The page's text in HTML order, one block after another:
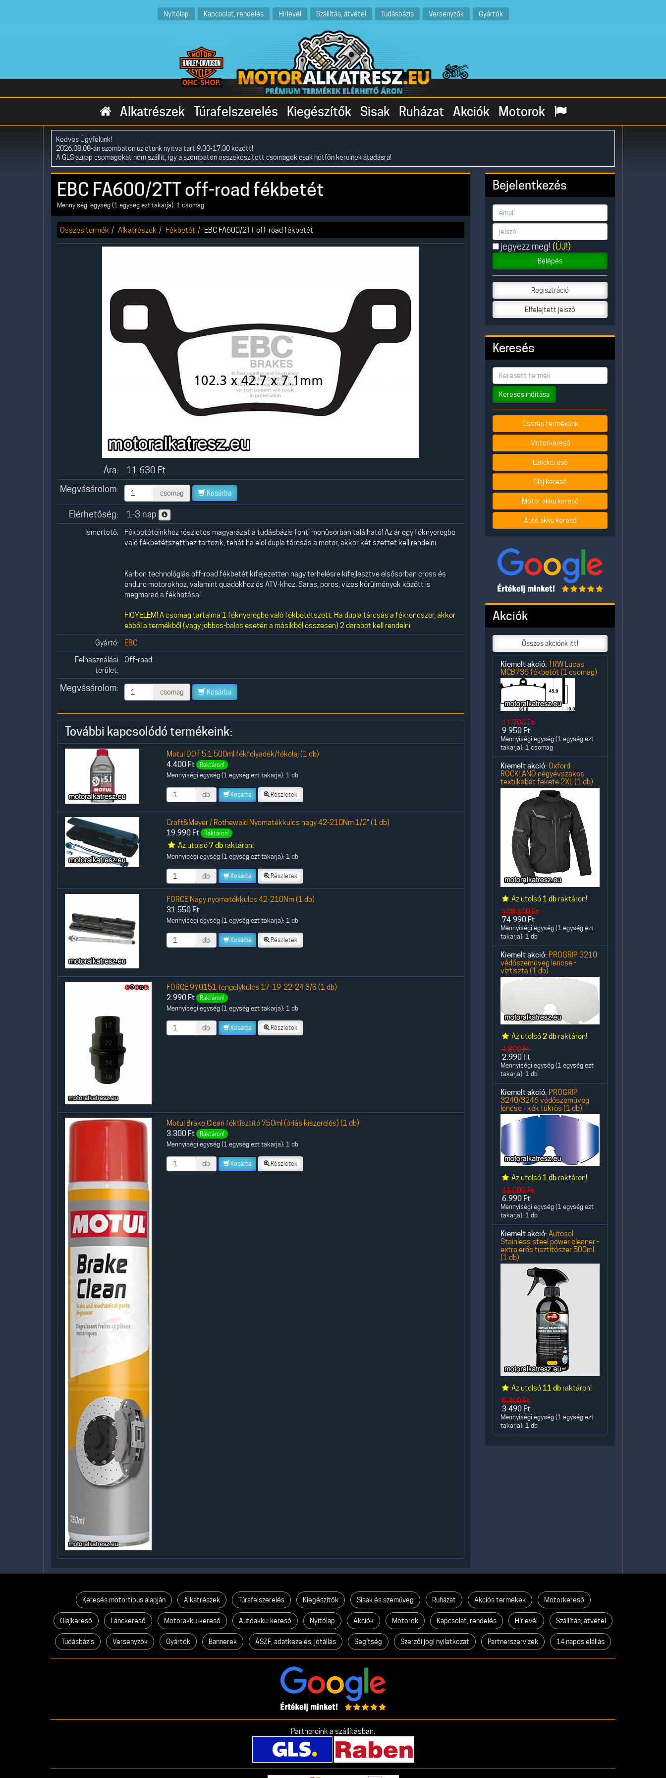
Nyitólap Kapcsolat, rendelés Hírlevél Szállítás, átvétel Tudásbázis Versenyzők Gyártók
Alkatrészek Túrafelszerelés Kiegészítők Sisak Ruházat Akciók Motorok
Kedves Ügyfelünk!
2026.08.08-án szombaton üzletünk nyitva tart 9:30-17:30 között!
A GLS aznap csomagokat nem szállít, így a szombaton összekészített csomagok csak hétfőn kerülnek átadásra!
EBC FA600/2TT off-road fékbetét
Mennyiségi egység (1 egység ezt takarja): 1 csomag
Összes termék Alkatrészek Fékbetét EBC FA600/2TT off-road fékbetét
Ára: 11.630 Ft
Megvásárolom:
csomag Kosárba
Elérhetőség: 1-3 nap
Ismertető:
Fékbetéteinkhez részletes magyarázat a tudásbázis fenti menüsorban található! Az ár egy féknyeregbe
való fékbetétszetthez tartozik, tehát ha elöl dupla tárcsás a motor, akkor két szettet kell rendelni.
Karbon technológiás off-road fékbetét kifejezetten nagy terhelésre kifejlesztve elsősorban cross és
enduro motorokhoz, valamint quadokhoz és ATV-khez. Saras, poros, vizes körülmények között is
megmarad a fékhatása!
FIGYELEM! A csomag tartalma 1 féknyeregbe való fékbetétszett. Ha dupla tárcsás a fékrendszer, akkor
ebből a termékből (vagy jobbos-balos esetén a másikból összesen) 2 darabot kell rendelni.
Gyártó:
EBC
Felhasználási
terület:
Off-road
Megvásárolom: csomag Kosárba
További kapcsolódó termékeink:
Motul DOT 5.1 500ml fékfolyadék/fékolaj (1 db)
4.400 Ft Raktáron!
Mennyiségi egység (1 egység ezt takarja): 1 db
db Kosárba Részletek
Craft&Meyer / Rothewald Nyomatékkulcs nagy 42-210Nm 1/2" (1 db)
19.990 Ft Raktáron!
Az utolsó7 dbraktáron!
Mennyiségi egység (1 egység ezt takarja): 1 db
db Kosárba Részletek
FORCE Nagy nyomatékkulcs 42-210Nm (1 db)
31.550 Ft
Mennyiségi egység (1 egység ezt takarja): 1 db
db Kosárba Részletek
FORCE 9Y0151 tengelykulcs 17-19-22-24 3/8 (1 db)
2.990 Ft Raktáron!
Mennyiségi egység (1 egység ezt takarja): 1 db
db Kosárba Részletek
Motul Brake Clean féktisztító 750ml (óriás kiszerelés) (1 db)
3.300 Ft Raktáron!
Mennyiségi egység (1 egység ezt takarja): 1 db
db Kosárba Részletek
Bejelentkezés
jegyezz meg! (ÚJ!)
Belépés
Regisztráció
Elfelejtett jelszó
Keresés
Keresés indítása
Összes termékünk
Motorkereső
Lánckereső
Olaj kereső
Motor akku kereső
Autó akku kereső
Akciók
Összes akciónk itt!
Kiemelt akció: TRW Lucas
MCB736 fékbetét (1 csomag)
11.700Ft
9.950 Ft
Mennyiségi egység (1 egység ezt
takarja): 1 csomag
Kiemelt akció: Oxford
ROCKLAND négyévszakos
textilkabát fekete 2XL (1 db)
Az utolsó 1 db raktáron!
108.100Ft
74.990 Ft
Mennyiségi egység (1 egység ezt
takarja): 1 db
Kiemelt akció: PROGRIP 3210
védőszemüveg lencse -
víztiszta (1 db)
Az utolsó2 db raktáron!
4.800Ft
2.990 Ft
Mennyiségi egység (1 egység ezt
takarja): 1 db
Kiemelt akció: PROGRIP
3240/3246 védőszemüveg
lencse - kék tükrös (1 db)
Az utolsó 1 db raktáron!
11.000Ft
6.990 Ft
Mennyiségi egység (1 egység ezt
takarja): 1 db
Kiemelt akció: Autosol
Stainless steel power cleaner -
extra erős tisztítószer 500ml
(1 db)
Az utolsó 11 db raktáron!
5.300Ft
3.490 Ft
Mennyiségi egység (1 egység ezt
takarja): 1 db
Keresés motortípus alapján Alkatrészek Túrafelszerelés Kiegészítők Sisak és szemüveg Ruházat Akciós termékek Motorkereső
Olajkereső Lánckereső Motorakku-kereső Autóakku-kereső Nyitólap Akciók Motorok Kapcsolat, rendelés Hírlevél Szállítás, átvétel
Tudásbázis Versenyzők Gyártók Bannerek ÁSZF, adatkezelés, jótállás Segítség Szerzői jogi nyilatkozat Partnerszervizek 14 napos elállás
Partnereink a szállításban: